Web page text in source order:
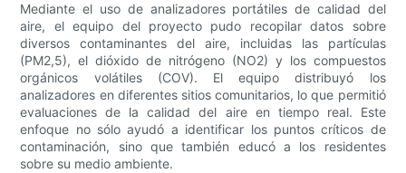
Mediante el uso de analizadores portátiles de calidad del
aire, el equipo del proyecto pudo recopilar datos sobre
diversos contaminantes del aire, incluidas las partículas
(PM2,5), el dióxido de nitrógeno (NO2) y los compuestos
orgánicos volátiles (COV). El equipo distribuyó los
analizadores en diferentes sitios comunitarios, lo que permitió
evaluaciones de la calidad del aire en tiempo real. Este
enfoque no sólo ayudó a identificar los puntos críticos de
contaminación, sino que también educó a los residentes
sobre su medio ambiente.